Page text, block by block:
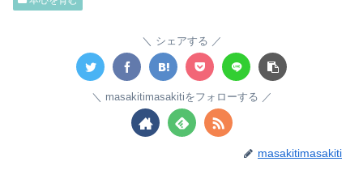
シェアする
masakitimasakitiをフォローする
masakitimasakiti